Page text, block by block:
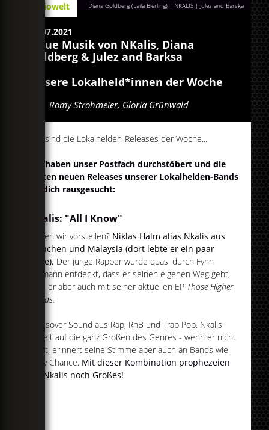
Diana Goldberg (Laila Bierling) | NKALIS | Julez and Barska
Radiowelt
30.07.2021
Neue Musik von NKalis, Diana
Goldberg & Julez and Barksa
Unsere Lokalheld*innen der Woche
Romy Strohmeier, Gloria Grünwald
Das sind die Lokalhelden-Releases der Woche...
Wir haben unser Postfach durchstöbert und die
besten neuen Releases unserer Lokalhelden-Bands
für dich rausgesucht:
NKalis: "All I Know"
Dürfen wir vorstellen? Niklas Halm alias Nkalis aus
München und Malaysia (dort lebte er ein paar
Jahre). Der junge Rapper wurde quasi durch Fynn
Kliemann entdeckt, dass er seinen eigenen Weg geht,
zeigt er aber auch mit seiner aktuellen EP Those Higher
Clouds.
Crossover Sound aus Rap, RnB und Trap Pop. Nkalis
schielt auf die ganz Großen des Genres - wenn er nicht
rappt, erinnert seine Stimme aber auch an Bands wie
Milky Chance. Mit dieser Kombination prophezeien
wir Nkalis noch Großes!